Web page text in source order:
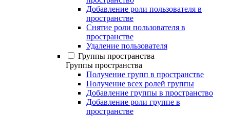
Добавление роли пользователя в
пространстве
Снятие роли пользователя в
пространстве
Удаление пользователя
Группы пространства
Группы пространства
Получение групп в пространстве
Получение всех ролей группы
Добавление группы в пространство
Добавление роли группе в
пространстве